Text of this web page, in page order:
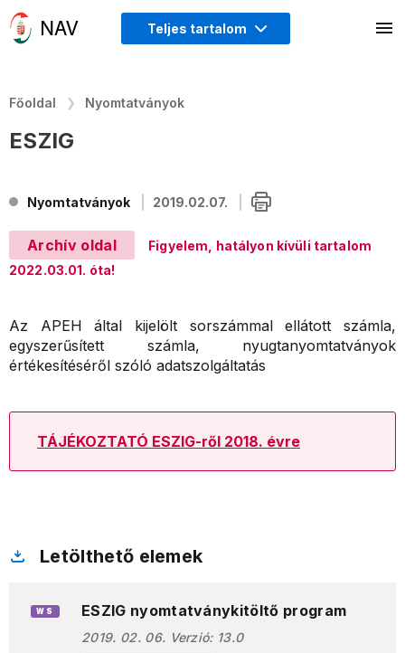
Teljes tartalom
Főoldal Nyomtatványok
ESZIG
Nyomtatványok 2019.02.07.
Archív oldal
Figyelem, hatályon kívüli tartalom
2022.03.01. óta!
Az APEH által kijelölt sorszámmal ellátott számla,
egyszerűsített számla, nyugtanyomtatványok
értékesítéséről szóló adatszolgáltatás
TÁJÉKOZTATÓ ESZIG-ről 2018. évre
Letölthető elemek
WS ESZIG nyomtatványkitöltő program
2019. 02. 06. Verzió: 13.0